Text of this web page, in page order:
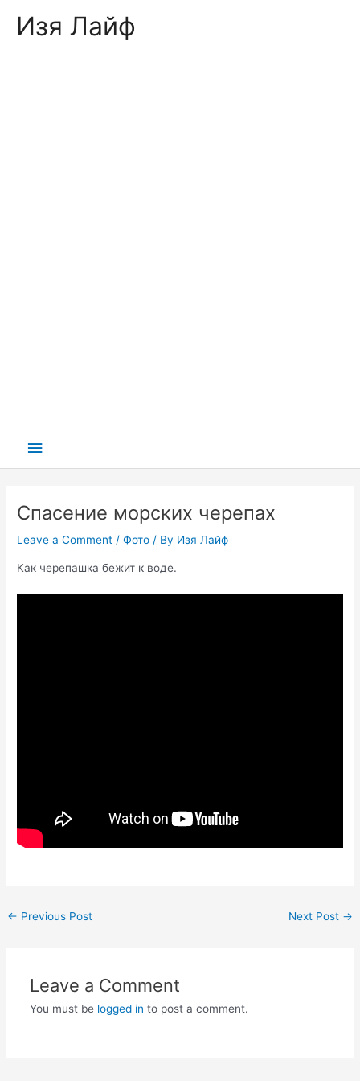
Изя Лайф
Main
Спасение морских черепах
Leave a Comment /Фото / By Изя Лайф
Как черепашка бежит к воде.
Post
← Previous Post Next Post →
Leave a Comment
You must be logged in to post a comment.